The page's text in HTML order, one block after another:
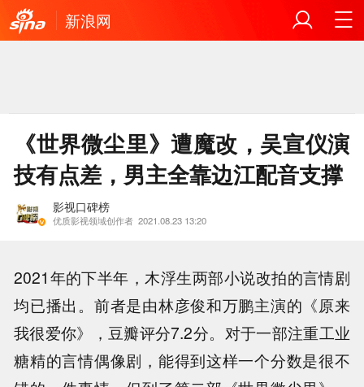
新浪网
《世界微尘里》遭魔改，吴宣仪演
技有点差，男主全靠边江配音支撑
影视口碑榜
优质影视领域创作者 2021.08.23 13:20
2021年的下半年，木浮生两部小说改拍的言情剧
均已播出。前者是由林彦俊和万鹏主演的《原来
我很爱你》，豆瓣评分7.2分。对于一部注重工业
糖精的言情偶像剧，能得到这样一个分数是很不